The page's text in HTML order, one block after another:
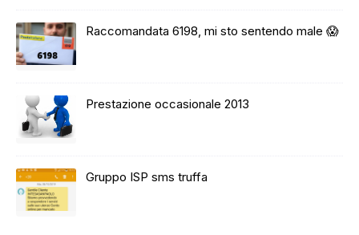
Raccomandata 6198, mi sto sentendo male 😱
Prestazione occasionale 2013
Gruppo ISP sms truffa